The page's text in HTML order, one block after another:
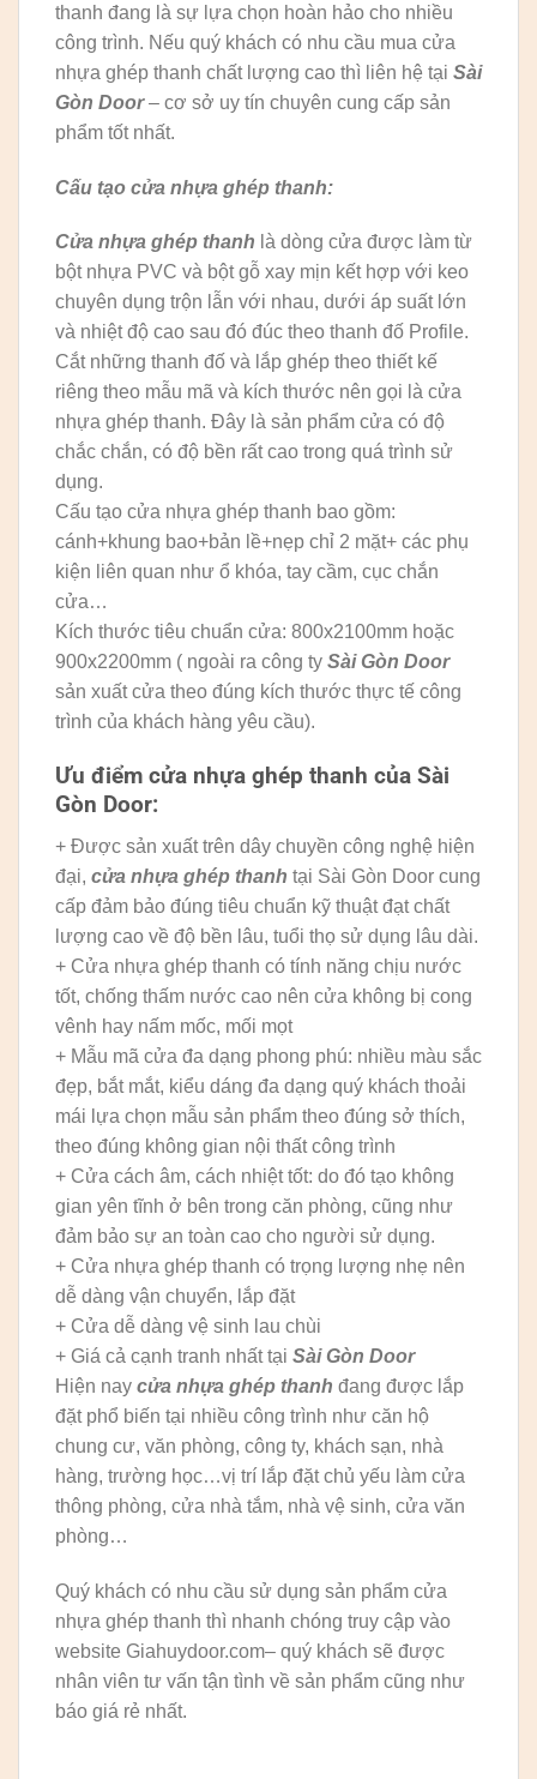
thanh đang là sự lựa chọn hoàn hảo cho nhiều
công trình. Nếu quý khách có nhu cầu mua cửa
nhựa ghép thanh chất lượng cao thì liên hệ tại Sài
Gòn Door– cơ sở uy tín chuyên cung cấp sản
phẩm tốt nhất.
Cấu tạo cửa nhựa ghép thanh:
Cửa nhựa ghép thanh là dòng cửa được làm từ
bột nhựa PVC và bột gỗ xay mịn kết hợp với keo
chuyên dụng trộn lẫn với nhau, dưới áp suất lớn
và nhiệt độ cao sau đó đúc theo thanh đố Profile.
Cắt những thanh đố và lắp ghép theo thiết kế
riêng theo mẫu mã và kích thước nên gọi là cửa
nhựa ghép thanh. Đây là sản phẩm cửa có độ
chắc chắn, có độ bền rất cao trong quá trình sử
dụng.
Cấu tạo cửa nhựa ghép thanh bao gồm:
cánh+khung bao+bản lề+nẹp chỉ 2 mặt+ các phụ
kiện liên quan như ổ khóa, tay cầm, cục chắn
cửa…
Kích thước tiêu chuẩn cửa: 800x2100mm hoặc
900x2200mm ( ngoài ra công ty Sài Gòn Door
sản xuất cửa theo đúng kích thước thực tế công
trình của khách hàng yêu cầu).
Ưu điểm cửa nhựa ghép thanh của Sài
Gòn Door:
+ Được sản xuất trên dây chuyền công nghệ hiện
đại, cửa nhựa ghép thanh tại Sài Gòn Door cung
cấp đảm bảo đúng tiêu chuẩn kỹ thuật đạt chất
lượng cao về độ bền lâu, tuổi thọ sử dụng lâu dài.
+ Cửa nhựa ghép thanh có tính năng chịu nước
tốt, chống thấm nước cao nên cửa không bị cong
vênh hay nấm mốc, mối mọt
+ Mẫu mã cửa đa dạng phong phú: nhiều màu sắc
đẹp, bắt mắt, kiểu dáng đa dạng quý khách thoải
mái lựa chọn mẫu sản phẩm theo đúng sở thích,
theo đúng không gian nội thất công trình
+ Cửa cách âm, cách nhiệt tốt: do đó tạo không
gian yên tĩnh ở bên trong căn phòng, cũng như
đảm bảo sự an toàn cao cho người sử dụng.
+ Cửa nhựa ghép thanh có trọng lượng nhẹ nên
dễ dàng vận chuyển, lắp đặt
+ Cửa dễ dàng vệ sinh lau chùi
+ Giá cả cạnh tranh nhất tại Sài Gòn Door
Hiện nay cửa nhựa ghép thanh đang được lắp
đặt phổ biến tại nhiều công trình như căn hộ
chung cư, văn phòng, công ty, khách sạn, nhà
hàng, trường học…vị trí lắp đặt chủ yếu làm cửa
thông phòng, cửa nhà tắm, nhà vệ sinh, cửa văn
phòng…
Quý khách có nhu cầu sử dụng sản phẩm cửa
nhựa ghép thanh thì nhanh chóng truy cập vào
website Giahuydoor.com– quý khách sẽ được
nhân viên tư vấn tận tình về sản phẩm cũng như
báo giá rẻ nhất.